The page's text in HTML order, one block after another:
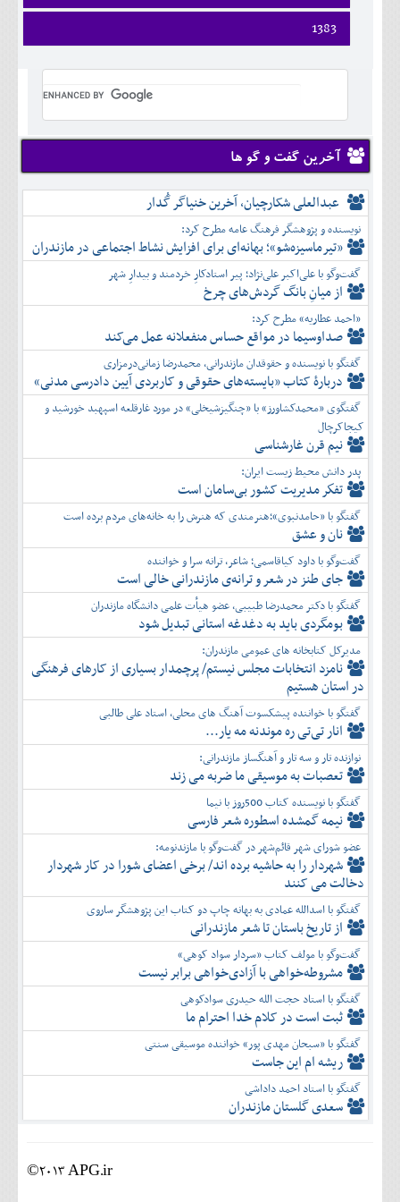
دی
بهمن
آبان
آذر
دی
بهمن
شهريور
مهر
آبان
آذر
تير
مرداد
شهريور
مهر
دی
بهمن
اسفند
ارديبهشت
خرداد
تير
مرداد
آبان
آذر
دی
بهمن
اسفند
فروردين
ارديبهشت
خرداد
شهريور
مهر
آبان
آذر
دی
بهمن
اسفند
1383
فروردين
تير
مرداد
شهريور
مهر
آبان
آذر
دی
بهمن
اسفند
آخرین گفت و گو ها
عبدالعلی شکارچیان، آخرین خنیاگر گُدار
نویسنده و پژوهشگر فرهنگ عامه مطرح کرد:
«تیرماسیزه‌شو»؛ بهانه‌ای برای افزایش نشاط اجتماعی در مازندران
گفت‌وگو با علی‌اکبر علی‌نژاد؛ پیر استادکارِ خردمند و بیدارِ شهر
از میانِ بانگ گردش‌های چرخ
«احمد عطاریه» مطرح کرد:
صداوسیما در مواقع حساس منفعلانه عمل می‌کند
گفتگو با نویسنده و حقوقدان مازندرانی، محمدرضا زمانی‌درمزاری
دربارۀ کتاب ”بایسته‌های حقوقی و کاربردی آیین دادرسی مدنی»
گفتگوی «محمدکشاورز» با «چنگیزشیخلی» در مورد غارقلعه اسپهبد خورشید و
کیجاکرچال
نیم قرن غارشناسی
پدر دانش محیط زیست ایران:
تفكر مديريت کشور بی‌سامان است
گفتگو با «حامدنبوی»؛هنرمندی که هنرش را به خانه‌های مردم برده است
نان و عشق
گفت‌وگو با داود کیاقاسمی؛ شاعر، ترانه سرا و خواننده
جای طنز در شعر و ترانه‌ی مازندرانی خالی است
گفتگو با دکتر محمدرضا طبیبی، عضو هیأت علمی دانشگاه مازندران
بومگردی باید به دغدغه استانی تبدیل شود
مدیرکل کتابخانه های عمومی مازندران:
نامزد انتخابات مجلس نیستم/ پرچمدار بسیاری از کارهای فرهنگی
در استان هستیم
گفتگو با خواننده پیشکسوت آهنگ های محلی، استاد علی طالبی
انار تی‌تی ره موندنه مه یار...
نوازنده تار و سه تار و آهنگساز مازندرانی:
تعصبات به موسیقی ما ضربه می زند
گفتگو با نویسنده کتاب 500روز با نیما
نیمه گمشده اسطوره شعر فارسی
عضو شورای شهر قائم‌شهر در گفت‌و‌گو با مازندنومه:
شهردار را به حاشیه برده اند/ برخی اعضای شورا در کار شهردار
دخالت می کنند
گفتگو با اسدالله عمادی به بهانه چاپ دو کتاب این پژوهشگر ساروی
از تاریخ باستان تا شعر مازندرانی
گفت‌وگو با مولف کتاب «سردار سواد کوهی»
مشروطه‌خواهی با آزادی‌خواهی برابر نیست
گفتگو با استاد حجت الله حیدری سوادکوهی
ثبت است در کلام خدا احترام ما
گفتگو با «سبحان مهدی پور» خواننده موسیقی سنتی
ریشه ام این جاست
گفتگو با استاد احمد داداشی
سعدی گلستان مازندران
©2013 APG.ir